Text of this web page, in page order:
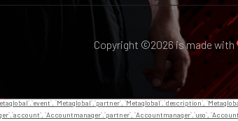
Copyright ©2026 is made with
`Metaglobal`.`partner`, `Metaglobal`.`description`,
`Accountmanager`.`partner`, `Accountmanager`.`uso`,